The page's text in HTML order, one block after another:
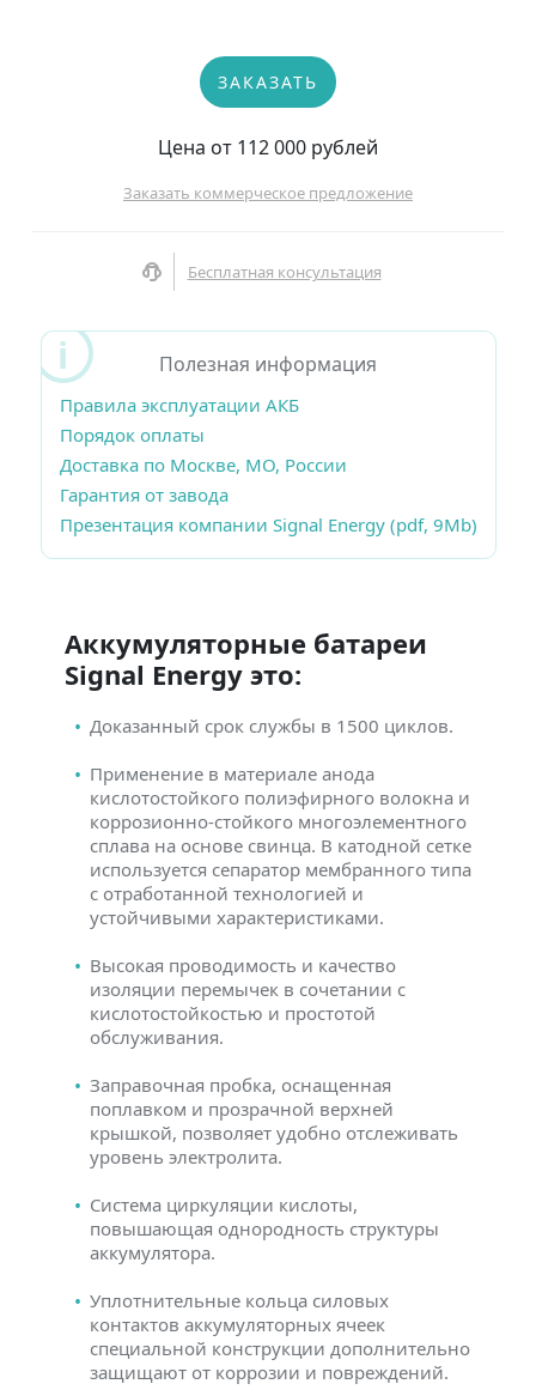
ЗАКАЗАТЬ
Цена от 112 000 рублей
Заказать коммерческое предложение
Бесплатная консультация
Полезная информация
Правила эксплуатации АКБ
Порядок оплаты
Доставка по Москве, МО, России
Гарантия от завода
Презентация компании Signal Energy (pdf, 9Mb)
Аккумуляторные батареи
Signal Energy это:
Доказанный срок службы в 1500 циклов.
Применение в материале анода
кислотостойкого полиэфирного волокна и
коррозионно-стойкого многоэлементного
сплава на основе свинца. В катодной сетке
используется сепаратор мембранного типа
с отработанной технологией и
устойчивыми характеристиками.
Высокая проводимость и качество
изоляции перемычек в сочетании с
кислотостойкостью и простотой
обслуживания.
Заправочная пробка, оснащенная
поплавком и прозрачной верхней
крышкой, позволяет удобно отслеживать
уровень электролита.
Система циркуляции кислоты,
повышающая однородность структуры
аккумулятора.
Уплотнительные кольца силовых
контактов аккумуляторных ячеек
специальной конструкции дополнительно
защищают от коррозии и повреждений.